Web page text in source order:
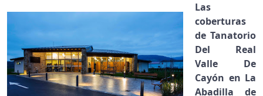
Las
coberturas
de Tanatorio
Del Real
Valle De
Cayón en La
Abadilla de